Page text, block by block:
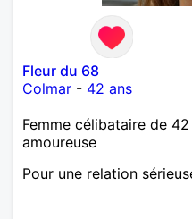
Fleur du 68
Colmar - 42 ans
Femme célibataire de
amoureuse
Pour une relation